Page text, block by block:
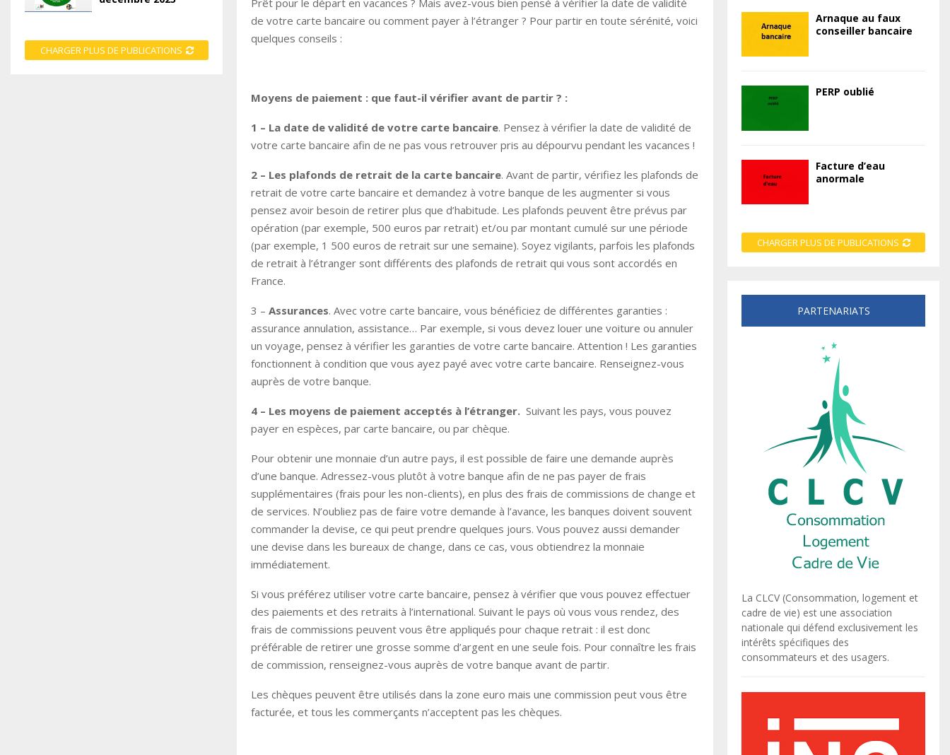
de votre carte bancaire ou comment payer à l’étranger ? Pour partir en toute sérénité, voici
quelques conseils :
Moyens de paiement : que faut-il vérifier avant de partir ? :
1 – La date de validité de votre carte bancaire. Pensez à vérifier la date de validité de
votre carte bancaire afin de ne pas vous retrouver pris au dépourvu pendant les vacances !
2 – Les plafonds de retrait de la carte bancaire. Avant de partir, vérifiez les plafonds de
retrait de votre carte bancaire et demandez à votre banque de les augmenter si vous
pensez avoir besoin de retirer plus que d’habitude. Les plafonds peuvent être prévus par
opération (par exemple, 500 euros par retrait) et/ou par montant cumulé sur une période
(par exemple, 1 500 euros de retrait sur une semaine). Soyez vigilants, parfois les plafonds
de retrait à l’étranger sont différents des plafonds de retrait qui vous sont accordés en
France.
3 – Assurances. Avec votre carte bancaire, vous bénéficiez de différentes garanties :
assurance annulation, assistance… Par exemple, si vous devez louer une voiture ou annuler
un voyage, pensez à vérifier les garanties de votre carte bancaire. Attention ! Les garanties
fonctionnent à condition que vous ayez payé avec votre carte bancaire. Renseignez-vous
auprès de votre banque.
4 – Les moyens de paiement acceptés à l’étranger. Suivant les pays, vous pouvez
payer en espèces, par carte bancaire, ou par chèque.
Pour obtenir une monnaie d’un autre pays, il est possible de faire une demande auprès
d’une banque. Adressez-vous plutôt à votre banque afin de ne pas payer de frais
supplémentaires (frais pour les non-clients), en plus des frais de commissions de change et
de services. N’oubliez pas de faire votre demande à l’avance, les banques doivent souvent
commander la devise, ce qui peut prendre quelques jours. Vous pouvez aussi demander
une devise dans les bureaux de change, dans ce cas, vous obtiendrez la monnaie
immédiatement.
Si vous préférez utiliser votre carte bancaire, pensez à vérifier que vous pouvez effectuer
des paiements et des retraits à l’international. Suivant le pays où vous vous rendez, des
frais de commissions peuvent vous être appliqués pour chaque retrait : il est donc
préférable de retirer une grosse somme d’argent en une seule fois. Pour connaître les frais
de commission, renseignez-vous auprès de votre banque avant de partir.
Les chèques peuvent être utilisés dans la zone euro mais une commission peut vous être
facturée, et tous les commerçants n’acceptent pas les chèques.
CHARGER PLUS DE PUBLICATIONS
Arnaque au faux
conseiller bancaire
PERP oublié
Facture d’eau
anormale
CHARGER PLUS DE PUBLICATIONS
PARTENARIATS
La CLCV (Consommation, logement et
cadre de vie) est une association
nationale qui défend exclusivement les
intérêts spécifiques des
consommateurs et des usagers.